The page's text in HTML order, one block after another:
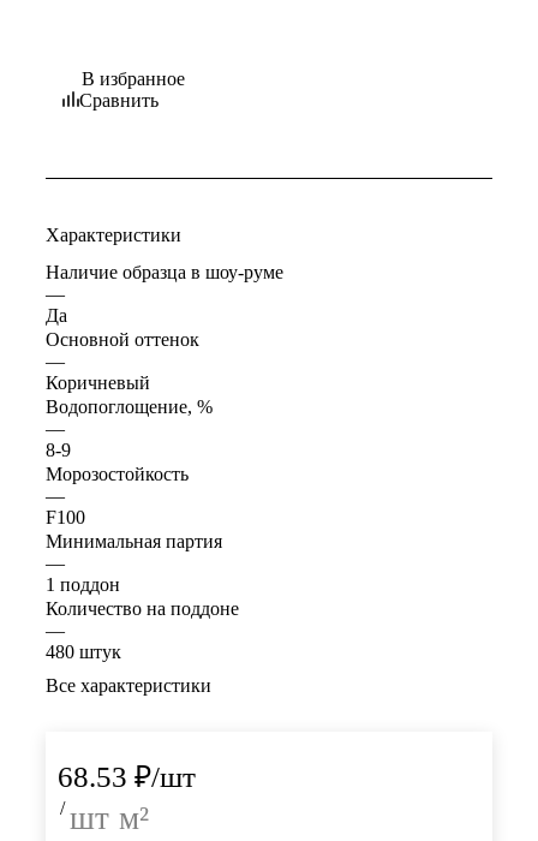
В избранное
Сравнить
Характеристики
Наличие образца в шоу-руме
—
Да
Основной оттенок
—
Коричневый
Водопоглощение, %
—
8-9
Морозостойкость
—
F100
Минимальная партия
—
1 поддон
Количество на поддоне
—
480 штук
Все характеристики
68.53 ₽/шт
/ шт м²